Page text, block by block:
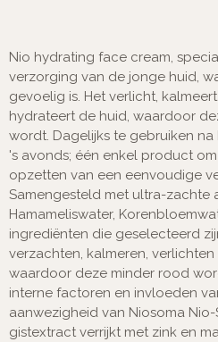
Nio hydrating face cream,
verzorging van de jonge huid,
gevoelig is. Het verlicht,
hydrateert de huid, waardoor
wordt. Dagelijks te gebruiken
's avonds; één enkel product
opzetten van een eenvoudige
Samengesteld met ultra-zachte
Hamameliswater,
ingrediënten die geselecteerd
verzachten, kalmeren,
waardoor deze minder rood
interne factoren en invloeden
aanwezigheid van Niosoma Nio-
gistextract verrijkt met zink en